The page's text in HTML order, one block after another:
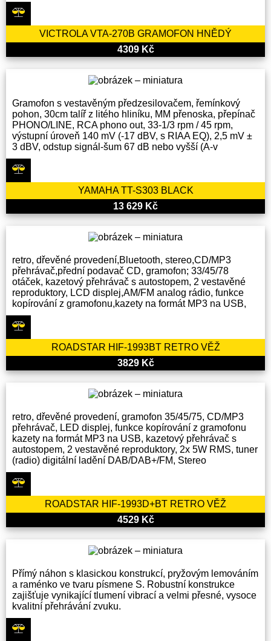
VICTROLA VTA-270B GRAMOFON HNĚDÝ
4309 Kč
Gramofon s vestavěným předzesilovačem, řemínkový
pohon, 30cm talíř z litého hliníku, MM přenoska, přepínač
PHONO/LINE, RCA phono out, 33-1/3 rpm / 45 rpm,
výstupní úroveň 140 mV (-17 dBV, s RIAA EQ), 2,5 mV ±
3 dBV, odstup signál-šum 67 dB nebo vyšší (A-v
YAMAHA TT-S303 BLACK
13 629 Kč
retro, dřevěné provedení,Bluetooth, stereo,CD/MP3
přehrávač,přední podavač CD, gramofon; 33/45/78
otáček, kazetový přehrávač s autostopem, 2 vestavěné
reproduktory, LCD displej,AM/FM analog rádio, funkce
kopírování z gramofonu,kazety na formát MP3 na USB,
ROADSTAR HIF-1993BT RETRO VĚŽ
3829 Kč
retro, dřevěné provedení, gramofon 35/45/75, CD/MP3
přehrávač, LED displej, funkce kopírování z gramofonu
kazety na formát MP3 na USB, kazetový přehrávač s
autostopem, 2 vestavěné reproduktory, 2x 5W RMS, tuner
(radio) digitální ladění DAB/DAB+/FM, Stereo
ROADSTAR HIF-1993D+BT RETRO VĚŽ
4529 Kč
Přímý náhon s klasickou konstrukcí, pryžovým lemováním
a raménko ve tvaru písmene S. Robustní konstrukce
zajišťuje vynikající tlumení vibrací a velmi přesné, vysoce
kvalitní přehrávání zvuku.